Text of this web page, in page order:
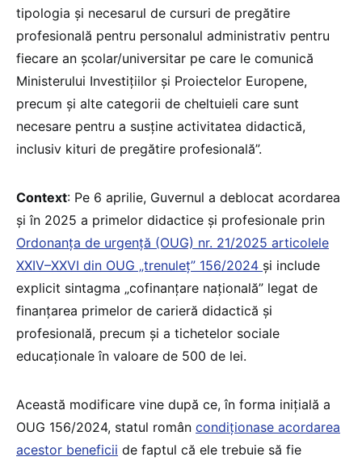
tipologia și necesarul de cursuri de pregătire
profesională pentru personalul administrativ pentru
fiecare an școlar/universitar pe care le comunică
Ministerului Investițiilor și Proiectelor Europene,
precum și alte categorii de cheltuieli care sunt
necesare pentru a susține activitatea didactică,
inclusiv kituri de pregătire profesională”.
Context: Pe 6 aprilie, Guvernul a deblocat acordarea
și în 2025 a primelor didactice și profesionale prin
Ordonanța de urgență (OUG) nr. 21/2025 articolele
XXIV–XXVI din OUG „trenuleț” 156/2024 și include
explicit sintagma „cofinanțare națională” legat de
finanțarea primelor de carieră didactică și
profesională, precum și a tichetelor sociale
educaționale în valoare de 500 de lei.
Această modificare vine după ce, în forma inițială a
OUG 156/2024, statul român condiționase acordarea
acestor beneficii de faptul că ele trebuie să fie